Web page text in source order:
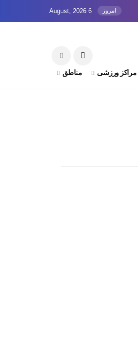
امروز 6 August, 2026
مراکز ورزشی مناطق